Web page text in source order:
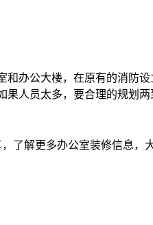
办公大楼，在原有的消防设
人员太多，要合理的规划两
了解更多办公室装修信息，